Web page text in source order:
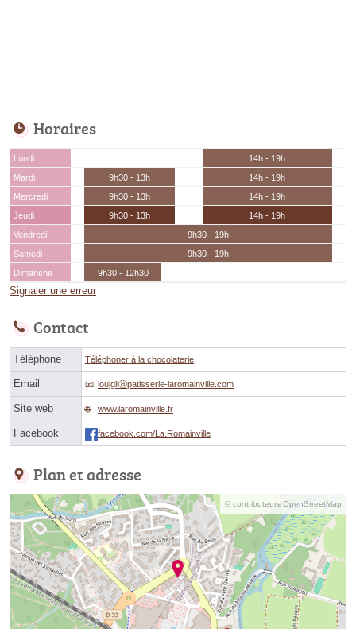
Horaires
Lundi
14h - 19h
Mardi
9h30 - 13h
14h - 19h
Mercredi
9h30 - 13h
14h - 19h
Jeudi
9h30 - 13h
14h - 19h
Vendredi
9h30 - 19h
Samedi
9h30 - 19h
Dimanche
9h30 - 12h30
Signaler une erreur
Contact
Téléphone Téléphoner à la chocolaterie
Email loujgliⓐpatisserie-laromainville.com
Site web www.laromainville.fr
Facebook facebook.com/La.Romainville
Plan et adresse
© contributeurs OpenStreetMap